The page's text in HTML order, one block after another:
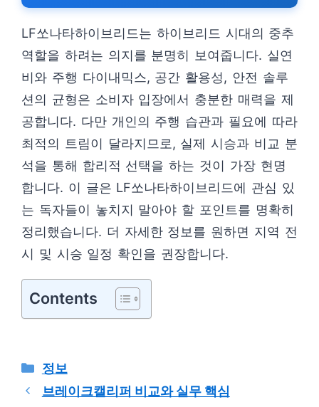
LF쏘나타하이브리드는 하이브리드 시대의 중추
역할을 하려는 의지를 분명히 보여줍니다. 실연
비와 주행 다이내믹스, 공간 활용성, 안전 솔루
션의 균형은 소비자 입장에서 충분한 매력을 제
공합니다. 다만 개인의 주행 습관과 필요에 따라
최적의 트림이 달라지므로, 실제 시승과 비교 분
석을 통해 합리적 선택을 하는 것이 가장 현명
합니다. 이 글은 LF쏘나타하이브리드에 관심 있
는 독자들이 놓치지 말아야 할 포인트를 명확히
정리했습니다. 더 자세한 정보를 원하면 지역 전
시 및 시승 일정 확인을 권장합니다.
Contents
카
테
정보
브레이크캘리퍼 비교와 실무 핵심